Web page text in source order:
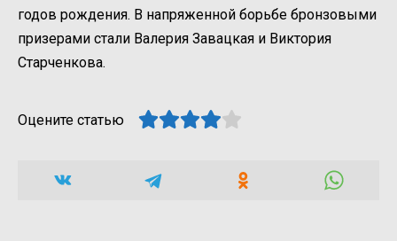
годов рождения. В напряженной борьбе бронзовыми
призерами стали Валерия Завацкая и Виктория
Старченкова.
Оцените статью